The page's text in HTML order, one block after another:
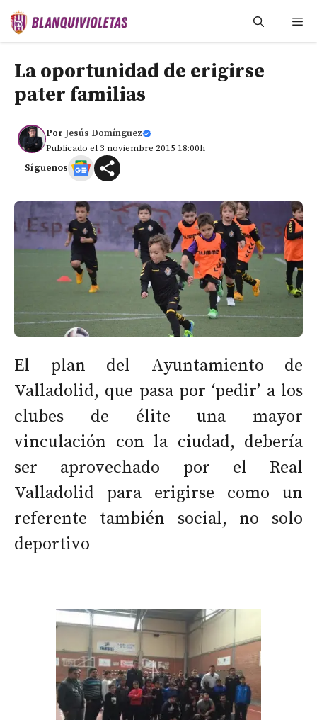
Saltar
La oportunidad de erigirse
pater familias
Por Jesús Domínguez
Publicado el 3 noviembre 2015 18:00h
Síguenos
El plan del Ayuntamiento de
Valladolid, que pasa por ‘pedir’ a los
clubes de élite una mayor
vinculación con la ciudad, debería
ser aprovechado por el Real
Valladolid para erigirse como un
referente también social, no solo
deportivo